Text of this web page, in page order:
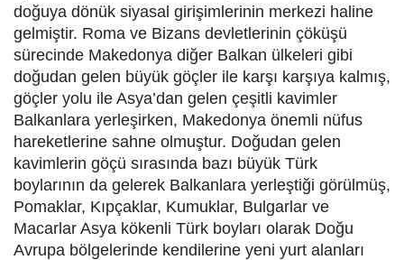
doğuya dönük siyasal girişimlerinin merkezi haline
gelmiştir. Roma ve Bizans devletlerinin çöküşü
sürecinde Makedonya diğer Balkan ülkeleri gibi
doğudan gelen büyük göçler ile karşı karşıya kalmış,
göçler yolu ile Asya’dan gelen çeşitli kavimler
Balkanlara yerleşirken, Makedonya önemli nüfus
hareketlerine sahne olmuştur. Doğudan gelen
kavimlerin göçü sırasında bazı büyük Türk
boylarının da gelerek Balkanlara yerleştiği görülmüş,
Pomaklar, Kıpçaklar, Kumuklar, Bulgarlar ve
Macarlar Asya kökenli Türk boyları olarak Doğu
Avrupa bölgelerinde kendilerine yeni yurt alanları